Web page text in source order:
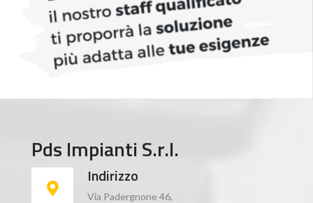
Pds Impianti S.r.l.
Indirizzo
Via Padergnone 46,